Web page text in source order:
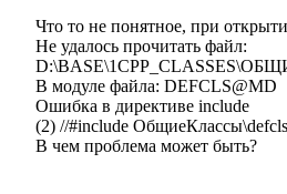
Что то не понятное, при
Не удалось прочитать файл:
В модуле файла: DEFCLS@MD
Ошибка в директиве include
(2) //#include
В чем проблема может быть?